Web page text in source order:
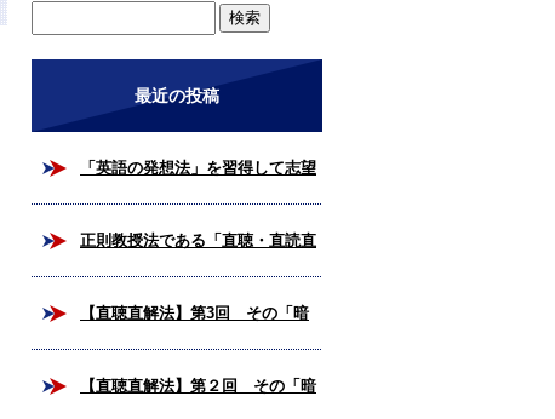
最近の投稿
「英語の発想法」を習得して志望
校合格を掴み取ろう！
正則教授法である「直聴・直読直
解法」とは？
【直聴直解法】第3回 その「暗
号解読」、いつまで続けますか？
【直聴直解法】第２回 その「暗